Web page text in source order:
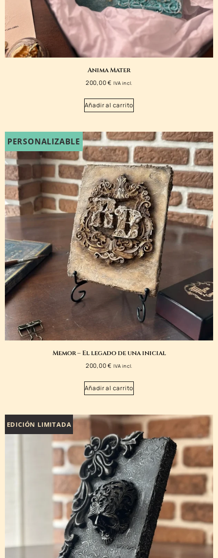
Anima Mater
200,00€ IVA incl.
Añadir al carrito
PERSONALIZABLE
Memor – El legado de una inicial
200,00€ IVA incl.
Añadir al carrito
EDICIÓN LIMITADA